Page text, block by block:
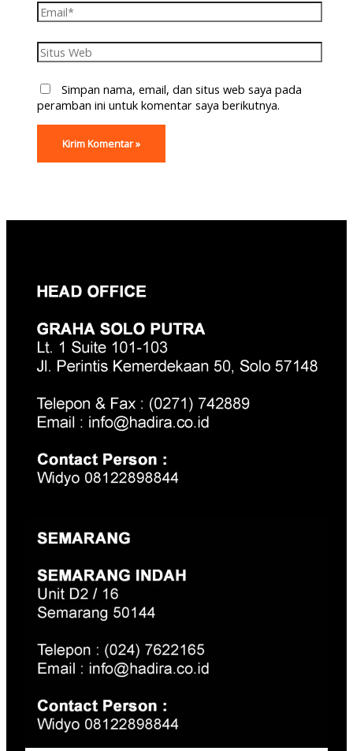
Simpan nama, email, dan situs web saya pada
peramban ini untuk komentar saya berikutnya.